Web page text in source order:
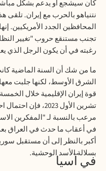
كان سيشجع أو يدعم بشكل
نتنياهو بالحرب مع إيران.
المحافظين الجدد الأمريكيين.
تجنب مستنقع حروب "تغيير
رغبته في أن يكون الرجل الذي
ما من شك أن السنة الماضية
الشرق الأوسط، لكنها جلبت
تشرين الأول 2023،
مرعب بالنسبة لـ "المفكرين
أكبر بالنظر إلى أن مستقبل
بسلالة الأسد الوحشية. في آسيا